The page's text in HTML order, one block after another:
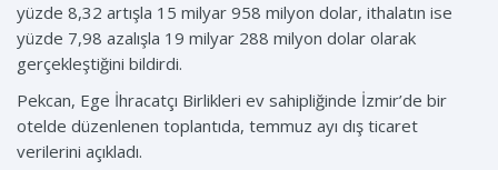
yüzde 8,32 artışla 15 milyar 958 milyon dolar, ithalatın ise
yüzde 7,98 azalışla 19 milyar 288 milyon dolar olarak
gerçekleştiğini bildirdi.
Pekcan, Ege İhracatçı Birlikleri ev sahipliğinde İzmir’de bir
otelde düzenlenen toplantıda, temmuz ayı dış ticaret
verilerini açıkladı.